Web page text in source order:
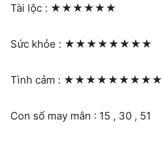
Tài lộc : ★★★★★★
Sức khỏe : ★★★★★★★★
Tình cảm : ★★★★★★★★★
Con số may mắn : 15 , 30 , 51